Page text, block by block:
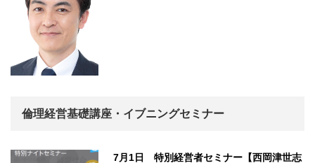
倫理経営基礎講座・イブニングセミナー
7月1日 特別経営者セミナー【西岡津世志